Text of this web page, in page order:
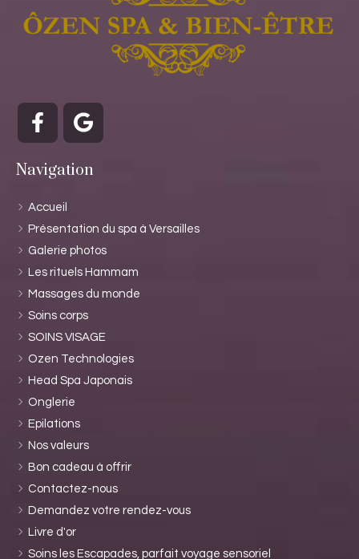
Navigation
Accueil
Présentation du spa à Versailles
Galerie photos
Les rituels Hammam
Massages du monde
Soins corps
SOINS VISAGE
Ozen Technologies
Head Spa Japonais
Onglerie
Epilations
Nos valeurs
Bon cadeau à offrir
Contactez-nous
Demandez votre rendez-vous
Livre d'or
Soins les Escapades, parfait voyage sensoriel